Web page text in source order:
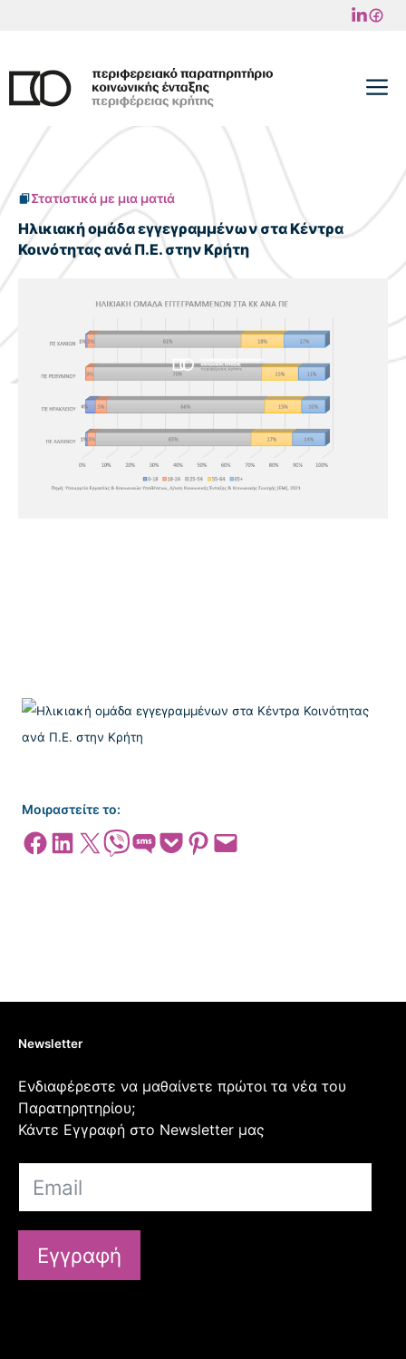
περιεχόμενο
Στατιστικά με μια ματιά
Ηλικιακή ομάδα εγγεγραμμένων στα Κέντρα
Κοινότητας ανά Π.Ε. στην Κρήτη
Μοιραστείτε το:
Share on Facebook
Share on LinkedIn
Share on X Share on ViberShare on SMSShare on Pocket
Share on Pinterest
Email this Page
Newsletter
Ενδιαφέρεστε να μαθαίνετε πρώτοι τα νέα του
Παρατηρητηρίου;
Κάντε Εγγραφή στο Newsletter μας
Εγγραφή